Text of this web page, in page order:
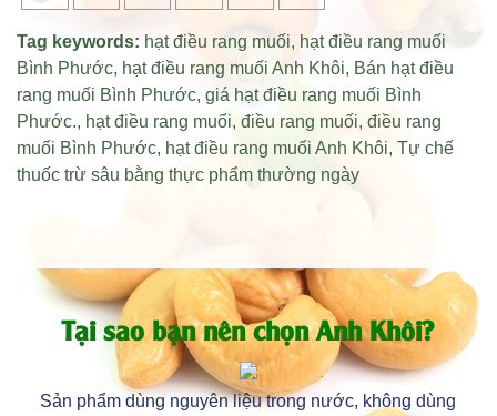
Tag keywords: hạt điều rang muối, hạt điều rang muối
Bình Phước, hạt điều rang muối Anh Khôi, Bán hạt điều
rang muối Bình Phước,giá hạt điều rang muối Bình
Phước., hạt điều rang muối,điều rang muối,điều rang
muối Bình Phước, hạt điều rang muối Anh Khôi,Tự chế
thuốc trừ sâu bằng thực phẩm thường ngày
Tại sao bạn nên chọn Anh Khôi?
Sản phẩm dùng nguyên liệu trong nước, không dùng